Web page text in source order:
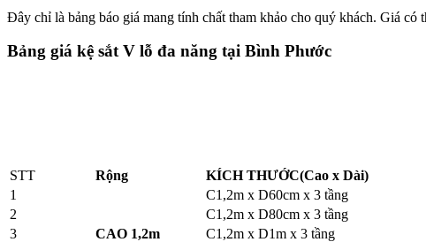
Đây chỉ là bảng báo giá mang tính chất tham khảo cho quý khách. Giá
Bảng giá kệ sắt V lỗ đa năng tại Bình Phước
STT Rộng KÍCH THƯỚC(Cao x Dài)
1
CAO 1,2m
C1,2m x D60cm x 3 tầng
2
C1,2m x D80cm x 3 tầng
3
C1,2m x D1m x 3 tầng